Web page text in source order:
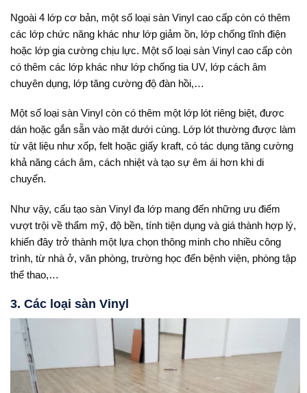
Ngoài 4 lớp cơ bản, một số loại sàn Vinyl cao cấp còn có thêm
các lớp chức năng khác như lớp giảm ồn, lớp chống tĩnh điện
hoặc lớp gia cường chịu lực. Một số loại sàn Vinyl cao cấp còn
có thêm các lớp khác như lớp chống tia UV, lớp cách âm
chuyên dụng, lớp tăng cường độ đàn hồi,…
Một số loại sàn Vinyl còn có thêm một lớp lót riêng biệt, được
dán hoặc gắn sẵn vào mặt dưới cùng. Lớp lót thường được làm
từ vật liệu như xốp, felt hoặc giấy kraft, có tác dụng tăng cường
khả năng cách âm, cách nhiệt và tạo sự êm ái hơn khi di
chuyển.
Như vậy, cấu tạo sàn Vinyl đa lớp mang đến những ưu điểm
vượt trội về thẩm mỹ, độ bền, tính tiện dụng và giá thành hợp lý,
khiến đây trở thành một lựa chọn thông minh cho nhiều công
trình, từ nhà ở, văn phòng, trường học đến bệnh viện, phòng tập
thể thao,…
3. Các loại sàn Vinyl